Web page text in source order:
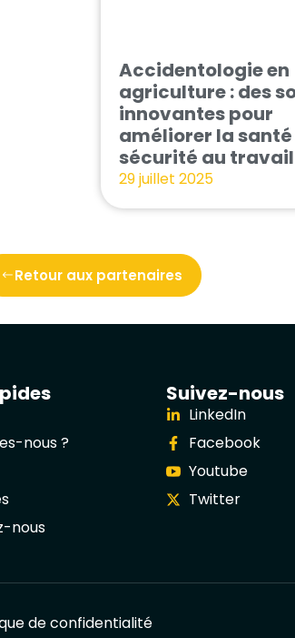
Accidentologie en
agriculture : des
innovantes pour
améliorer la santé
sécurité au travail
29 juillet 2025
Retour aux partenaires
nous ?
nous
Suivez-nous
LinkedIn
Facebook
Youtube
Twitter
de confidentialité